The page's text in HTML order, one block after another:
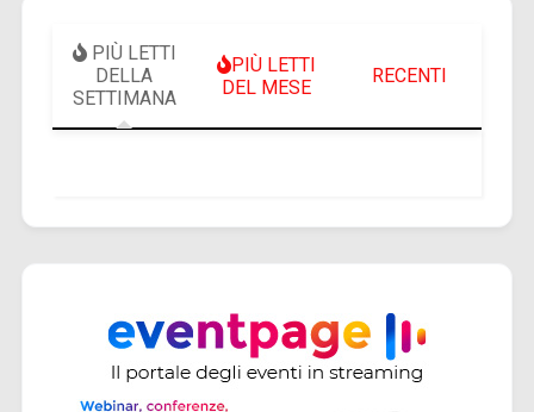
PIÙ LETTI
DELLA
SETTIMANA
PIÙ LETTI
DEL MESE
RECENTI